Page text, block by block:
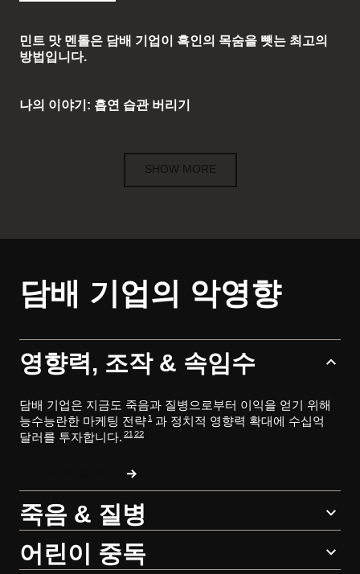
민트 맛 멘톨은 담배 기업이 흑인의 목숨을 뺏는 최고의
방법입니다.
나의 이야기: 흡연 습관 버리기
SHOW MORE
담배 기업의 악영향
영향력, 조작 & 속임수
담배 기업은 지금도 죽음과 질병으로부터 이익을 얻기 위해
능수능란한 마케팅 전략1 과 정치적 영향력 확대에 수십억
달러를 투자합니다. 2122
죽음 & 질병
어린이 중독